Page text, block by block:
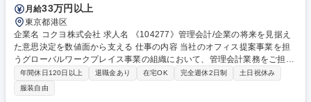
月給33万円以上
東京都港区
企業名 コクヨ株式会社 求人名 《104277》管理会計/企業の将来を見据え
た意思決定を数値面から支える 仕事の内容 当社のオフィス提案事業を担
うグローバルワークプレイス事業の組織において、管理会計業務をご担当
いただきます。予算・実績管理、収益性分析、経営判断に必要な数値整
理・レポーティングまで幅広くお任せします。 将来的には、管理会計の知
見をベースに、各部門の事業推進や運営体制の構築・改善、事業戦略に関
年間休日120日以上 退職金あり 在宅OK 完全週休2日制
土日祝休み
服装自由